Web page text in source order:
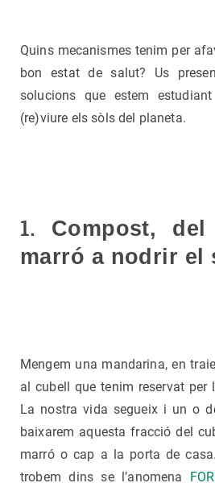
Quins mecanismes tenim per
bon estat de salut? Us
solucions que estem
(re)viure els sòls del planeta.
1.
Compost,
marró a nodrir el
Mengem una mandarina, en
al cubell que tenim reservat per
La nostra vida segueix i un o
baixarem aquesta fracció del
marró o cap a la porta de
trobem dins se l’anomena